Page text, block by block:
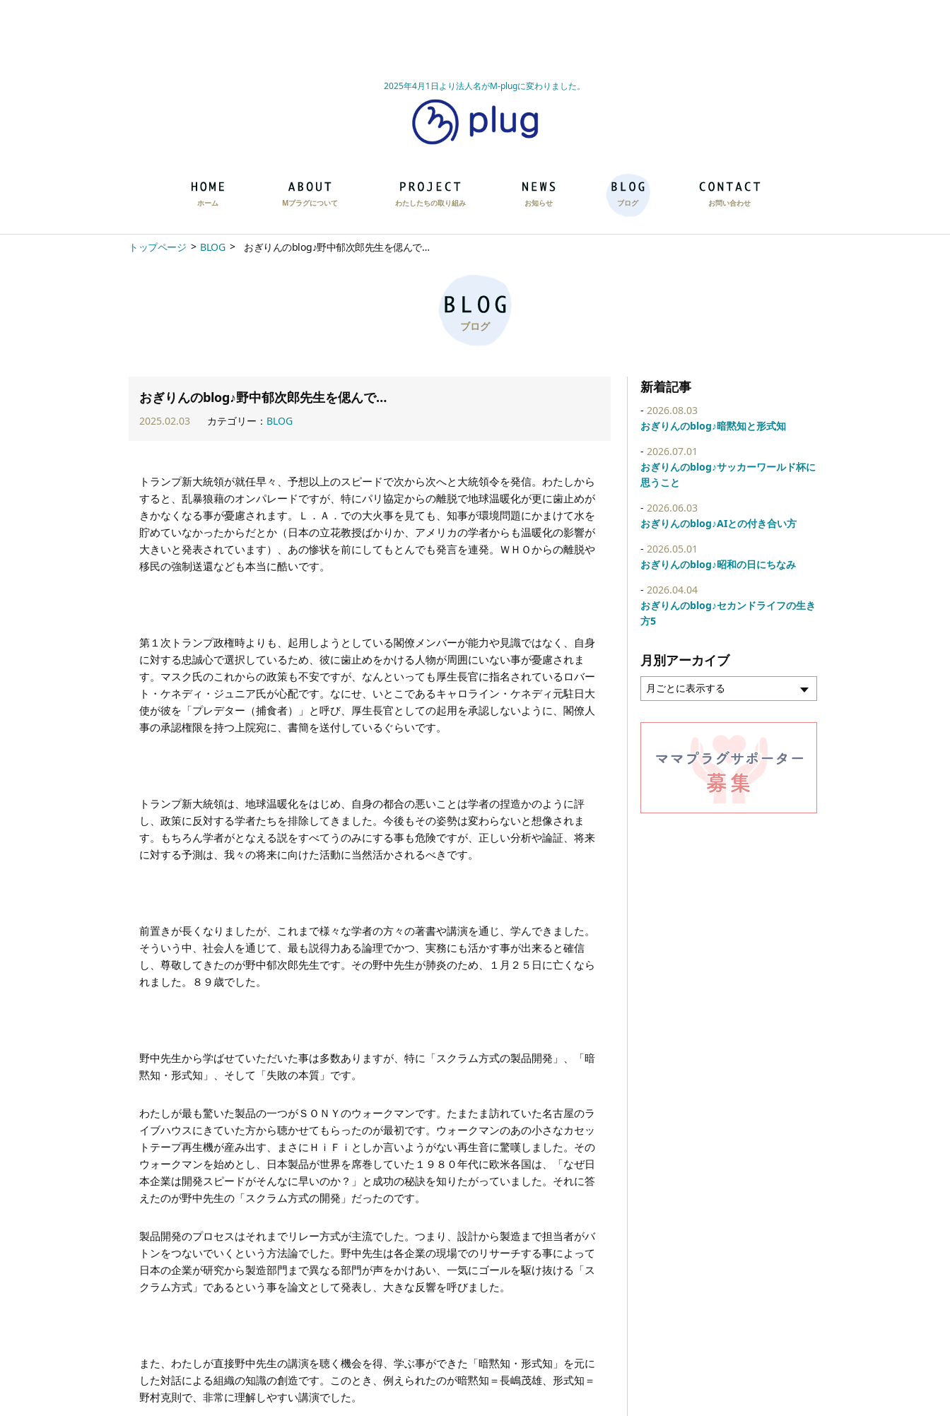
2025年4月1日より法人名がM-plugに変わりました。
ホーム Mプラグについて わたしたちの取り組み お知らせ ブログ お問い合わせ
トップページ BLOG おぎりんのblog♪野中郁次郎先生を偲んで…
ブログ
おぎりんのblog♪野中郁次郎先生を偲んで…
2025.02.03 カテゴリー： BLOG
トランプ新大統領が就任早々、予想以上のスピードで次から次へと大統領令を発信。わたしから
すると、乱暴狼藉のオンパレードですが、特にパリ協定からの離脱で地球温暖化が更に歯止めが
きかなくなる事が憂慮されます。Ｌ．Ａ．での大火事を見ても、知事が環境問題にかまけて水を
貯めていなかったからだとか（日本の立花教授ばかりか、アメリカの学者からも温暖化の影響が
大きいと発表されています）、あの惨状を前にしてもとんでも発言を連発。ＷＨＯからの離脱や
移民の強制送還なども本当に酷いです。
第１次トランプ政権時よりも、起用しようとしている閣僚メンバーが能力や見識ではなく、自身
に対する忠誠心で選択しているため、彼に歯止めをかける人物が周囲にいない事が憂慮されま
す。マスク氏のこれからの政策も不安ですが、なんといっても厚生長官に指名されているロバー
ト・ケネディ・ジュニア氏が心配です。なにせ、いとこであるキャロライン・ケネディ元駐日大
使が彼を「プレデター（捕食者）」と呼び、厚生長官としての起用を承認しないように、閣僚人
事の承認権限を持つ上院宛に、書簡を送付しているぐらいです。
トランプ新大統領は、地球温暖化をはじめ、自身の都合の悪いことは学者の捏造かのように評
し、政策に反対する学者たちを排除してきました。今後もその姿勢は変わらないと想像されま
す。もちろん学者がとなえる説をすべてうのみにする事も危険ですが、正しい分析や論証、将来
に対する予測は、我々の将来に向けた活動に当然活かされるべきです。
前置きが長くなりましたが、これまで様々な学者の方々の著書や講演を通じ、学んできました。
そういう中、社会人を通じて、最も説得力ある論理でかつ、実務にも活かす事が出来ると確信
し、尊敬してきたのが野中郁次郎先生です。その野中先生が肺炎のため、１月２５日に亡くなら
れました。８９歳でした。
野中先生から学ばせていただいた事は多数ありますが、特に「スクラム方式の製品開発」、「暗
黙知・形式知」、そして「失敗の本質」です。
わたしが最も驚いた製品の一つがＳＯＮＹのウォークマンです。たまたま訪れていた名古屋のラ
イブハウスにきていた方から聴かせてもらったのが最初です。ウォークマンのあの小さなカセッ
トテープ再生機が産み出す、まさにＨｉＦｉとしか言いようがない再生音に驚嘆しました。その
ウォークマンを始めとし、日本製品が世界を席巻していた１９８０年代に欧米各国は、「なぜ日
本企業は開発スピードがそんなに早いのか？」と成功の秘訣を知りたがっていました。それに答
えたのが野中先生の「スクラム方式の開発」だったのです。
製品開発のプロセスはそれまでリレー方式が主流でした。つまり、設計から製造まで担当者がバ
トンをつないでいくという方法論でした。野中先生は各企業の現場でのリサーチする事によって
日本の企業が研究から製造部門まで異なる部門が声をかけあい、一気にゴールを駆け抜ける「ス
クラム方式」であるという事を論文として発表し、大きな反響を呼びました。
また、わたしが直接野中先生の講演を聴く機会を得、学ぶ事ができた「暗黙知・形式知」を元に
した対話による組織の知識の創造です。このとき、例えられたのが暗黙知＝長嶋茂雄、形式知＝
野村克則で、非常に理解しやすい講演でした。
新着記事
2026.08.03
おぎりんのblog♪暗黙知と形式知
2026.07.01
おぎりんのblog♪サッカーワールド杯に
思うこと
2026.06.03
おぎりんのblog♪AIとの付き合い方
2026.05.01
おぎりんのblog♪昭和の日にちなみ
2026.04.04
おぎりんのblog♪セカンドライフの生き
方5
月別アーカイブ